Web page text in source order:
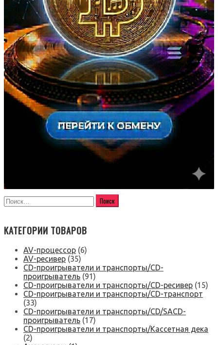
КАТЕГОРИИ ТОВАРОВ
AV-процессор (6)
AV-ресивер (35)
CD-проигрыватели и транспорты/CD-
проигрыватель (91)
CD-проигрыватели и транспорты/CD-ресивер (15)
CD-проигрыватели и транспорты/CD-транспорт
(33)
CD-проигрыватели и транспорты/CD/SACD-
проигрыватель (17)
CD-проигрыватели и транспорты/Кассетная дека
(2)